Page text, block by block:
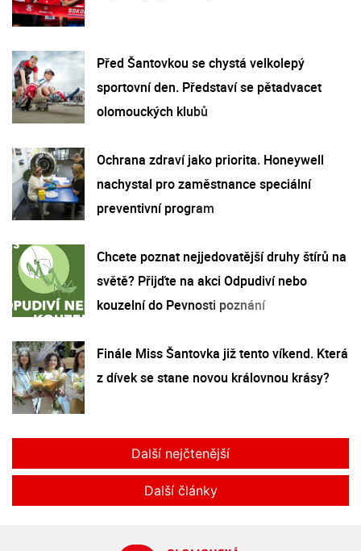
Před Šantovkou se chystá velkolepý
sportovní den. Představí se pětadvacet
olomouckých klubů
Ochrana zdraví jako priorita. Honeywell
nachystal pro zaměstnance speciální
preventivní program
Chcete poznat nejjedovatější druhy štírů na
světě? Přijďte na akci Odpudiví nebo
kouzelní do Pevnosti poznání
Finále Miss Šantovka již tento víkend. Která
z dívek se stane novou královnou krásy?
Další nejčtenější
Další články